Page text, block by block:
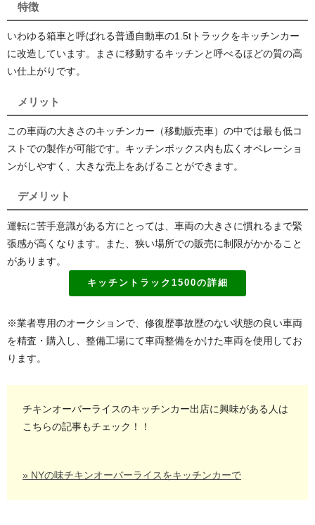
特徴
いわゆる箱車と呼ばれる普通自動車の1.5tトラックをキッチンカー
に改造しています。まさに移動するキッチンと呼べるほどの質の高
い仕上がりです。
メリット
この車両の大きさのキッチンカー（移動販売車）の中では最も低コ
ストでの製作が可能です。キッチンボックス内も広くオペレーショ
ンがしやすく、大きな売上をあげることができます。
デメリット
運転に苦手意識がある方にとっては、車両の大きさに慣れるまで緊
張感が高くなります。また、狭い場所での販売に制限がかかること
があります。
キッチントラック1500の詳細
※業者専用のオークションで、修復歴事故歴のない状態の良い車両
を精査・購入し、整備工場にて車両整備をかけた車両を使用してお
ります。
チキンオーバーライスのキッチンカー出店に興味がある人は
こちらの記事もチェック！！
» NYの味チキンオーバーライスをキッチンカーで